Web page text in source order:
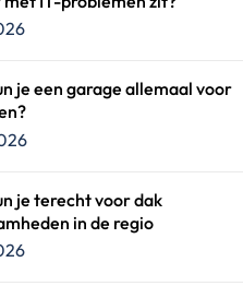
je een garage allemaal voor
je terecht voor dak
in de regio